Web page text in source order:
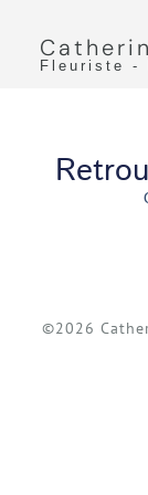
Fleuriste -
©2026